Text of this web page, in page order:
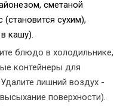
сметаной
сухим),
кашу).
блюдо в холодильнике,
контейнеры для
лишний воздух -
поверхности).